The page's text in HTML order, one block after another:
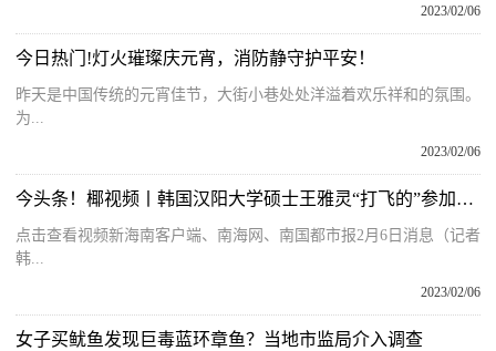
2023/02/06
今日热门!灯火璀璨庆元宵，消防静守护平安！
昨天是中国传统的元宵佳节，大街小巷处处洋溢着欢乐祥和的氛围。
为...
2023/02/06
今头条！椰视频丨韩国汉阳大学硕士王雅灵“打飞的”参加人才对接会：看好海南养老服务行业发展
点击查看视频新海南客户端、南海网、南国都市报2月6日消息（记者
韩...
2023/02/06
女子买鱿鱼发现巨毒蓝环章鱼？当地市监局介入调查